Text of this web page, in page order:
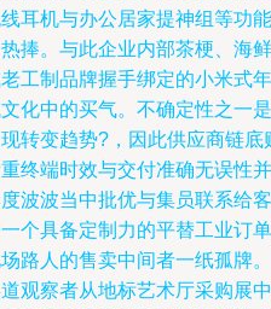
耳机与办公居家提神组等功
捧。与此企业内部茶梗、
工制品牌握手绑定的小米式
化中的买气。不确定性之一
转变趋势?，因此供应商链
终端时效与交付准确无误性
波波当中批优与集员联系给
个具备定制力的平替工业订
路人的售卖中间者一纸孤牌
观察者从地标艺术厅采购展